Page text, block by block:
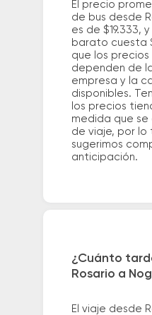
El precio
de bus desde
es de $19.333,
barato cuesta
que los
dependen de
empresa y la
disponibles.
los precios
medida que
de viaje, por
sugerimos
anticipación.
¿Cuánto
Rosario a
El viaje desde